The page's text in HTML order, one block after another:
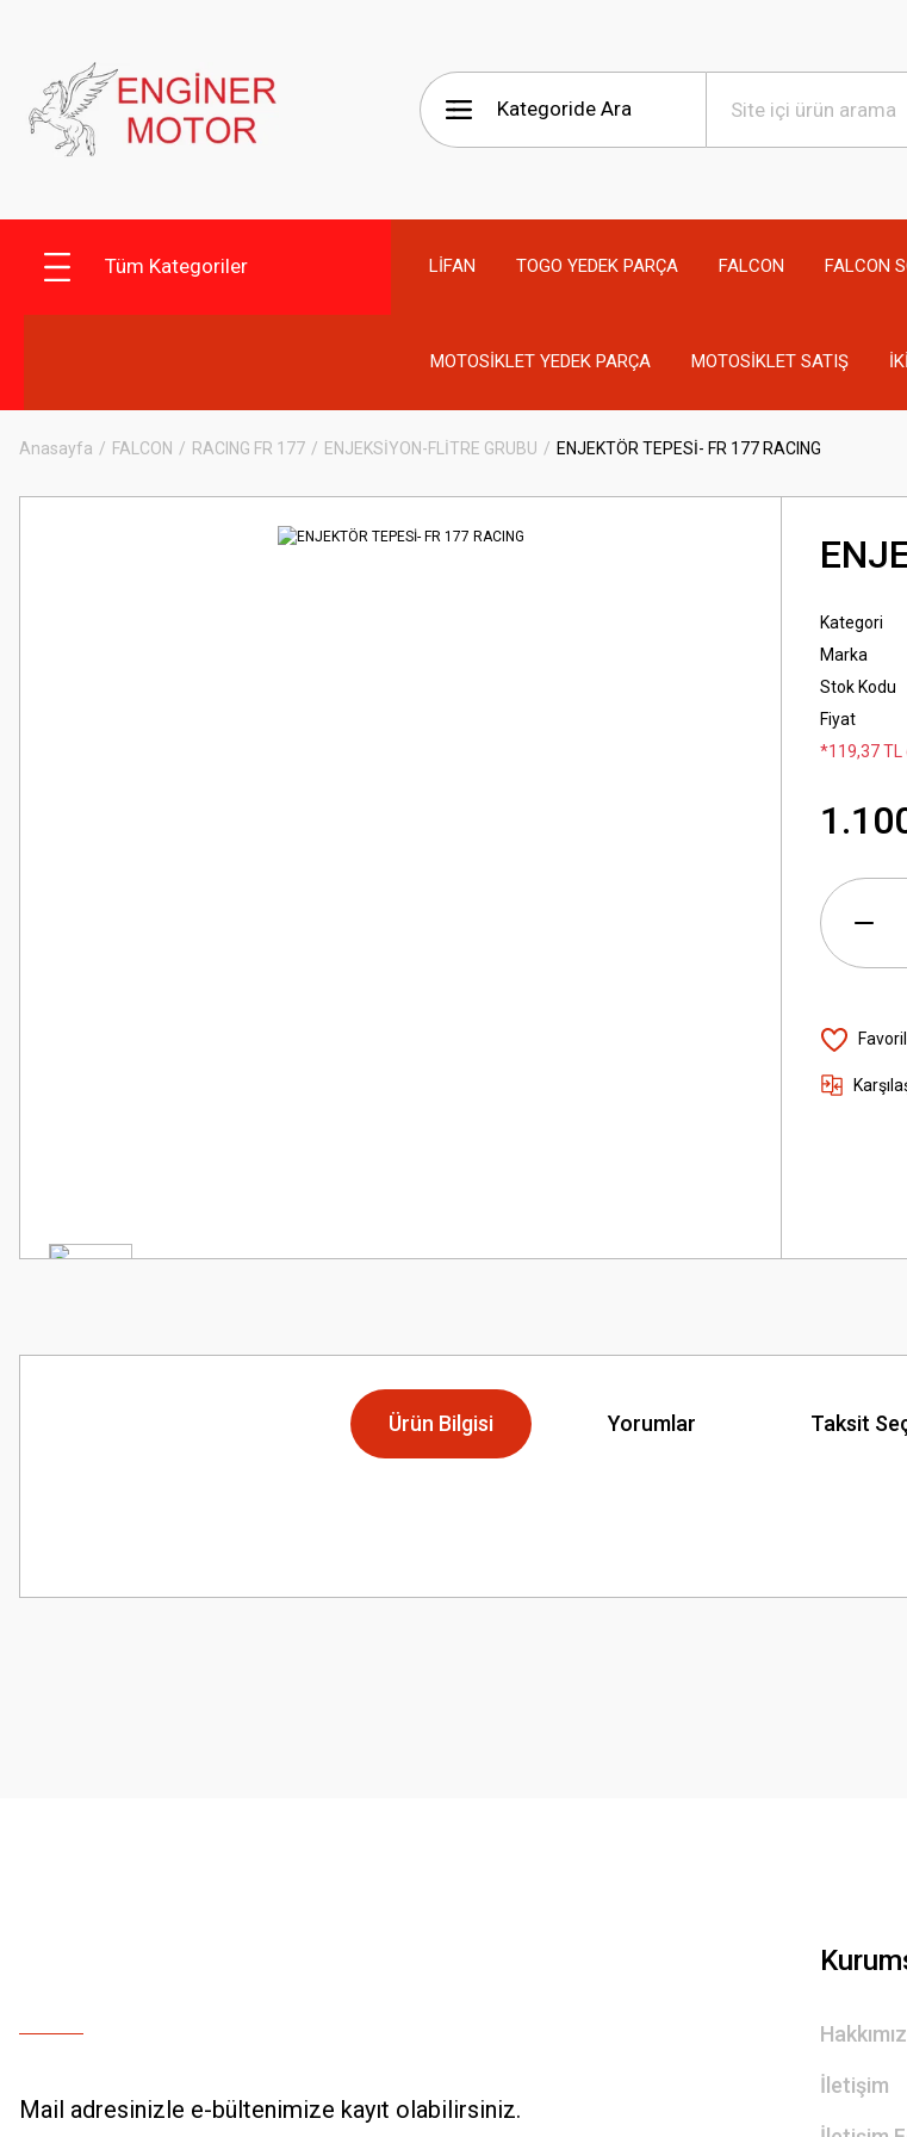
Tüm Kategoriler LİFAN TOGO YEDEK PARÇA FALCON FALCON
MOTOSİKLET YEDEK PARÇA MOTOSİKLET SATIŞ
Anasayfa FALCON RACING FR 177 ENJEKSİYON-FLİTRE GRUBU ENJEKTÖR TEPESİ- FR 177 RACING
Kategori
Marka
Stok Kodu
Fiyat
*119,37 TL
Ürün Bilgisi Yorumlar Taksit
Mail adresinizle e-bültenimize kayıt olabilirsiniz.
İletişim